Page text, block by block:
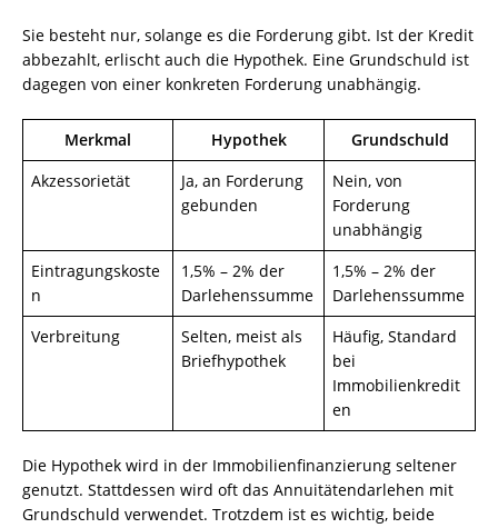
Sie besteht nur, solange es die Forderung gibt. Ist der Kredit
abbezahlt, erlischt auch die Hypothek. Eine Grundschuld ist
dagegen von einer konkreten Forderung unabhängig.
Merkmal Hypothek
Grundschuld
Akzessorietät
Ja, an Forderung
gebunden
Nein, von
Forderung
unabhängig
Eintragungskoste
n
1,5% – 2% der
Darlehenssumme
1,5% – 2% der
Darlehenssumme
Verbreitung
Selten, meist als
Briefhypothek
Häufig, Standard
bei
Immobilienkredit
en
Die Hypothek wird in der Immobilienfinanzierung seltener
genutzt. Stattdessen wird oft das Annuitätendarlehen mit
Grundschuld verwendet. Trotzdem ist es wichtig, beide